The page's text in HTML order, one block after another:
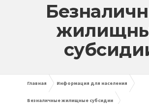
Главная Информация для населения
Безналичные жилищные субсидии